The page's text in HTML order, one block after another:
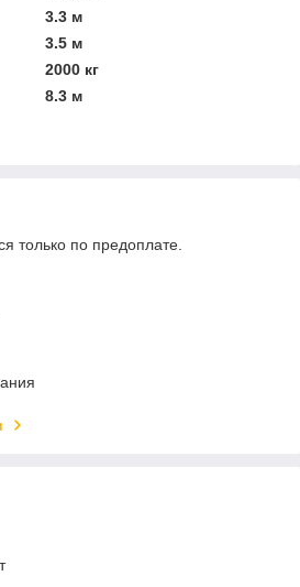
3.3 м
3.5 м
2000 кг
8.3 м
только по предоплате.